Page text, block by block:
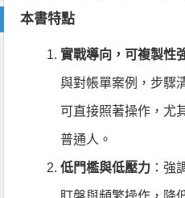
本書特點
實戰導向，可複製性
與對帳單案例，步驟
可直接照著操作，尤
普通人。
低門檻與低壓力 ：強